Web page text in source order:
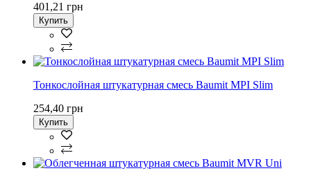
401,21 грн
Купить
Тонкослойная штукатурная смесь Baumit MPI Slim
254,40 грн
Купить